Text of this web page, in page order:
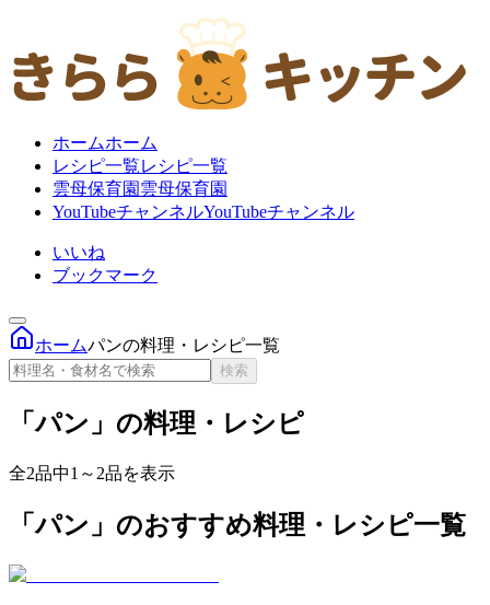
ホームホーム
レシピ一覧レシピ一覧
雲母保育園 雲母保育園
YouTubeチャンネルYouTubeチャンネル
いいね
ブックマーク
ホームパンの料理・レシピ一覧
検索
「パン」の料理・レシピ
全2品中1～2品を表示
「パン」のおすすめ料理・レシピ一覧